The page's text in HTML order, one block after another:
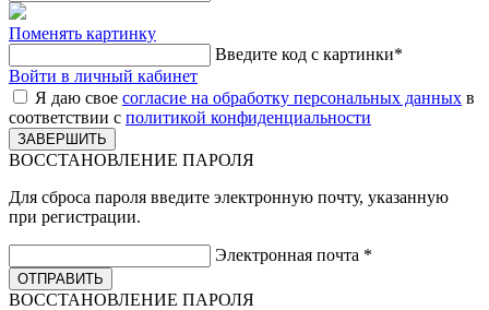
Поменять картинку
Введите код с картинки*
Войти в личный кабинет
Я даю свое согласие на обработку персональных данных в
соответствии с политикой конфиденциальности
ВОССТАНОВЛЕНИЕ ПАРОЛЯ
Для сброса пароля введите электронную почту, указанную
при регистрации.
Электронная почта *
ВОССТАНОВЛЕНИЕ ПАРОЛЯ